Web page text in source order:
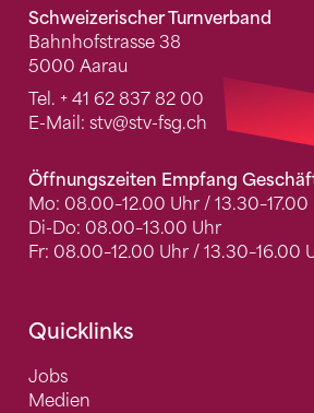
Schweizerischer Turnverband
Bahnhofstrasse 38
5000 Aarau
Tel. + 41 62 837 82 00
E-Mail: stv@stv-fsg.ch
Öffnungszeiten Empfang
Mo: 08.00–12.00 Uhr / 13.30–17.00
Di-Do: 08.00–13.00 Uhr
Fr: 08.00–12.00 Uhr / 13.30–16.00
Quicklinks
Jobs
Medien